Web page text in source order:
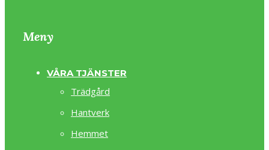
Meny
VÅRA TJÄNSTER
Trädgård
Hantverk
Hemmet